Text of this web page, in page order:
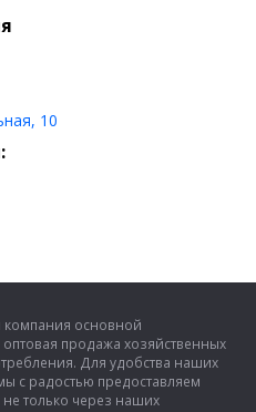
10
компания основной
продажа хозяйственных
Для удобства наших
с радостью предоставляем
только через наших